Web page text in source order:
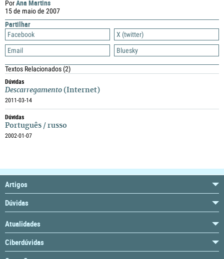
PorAna Martins
15 de maio de 2007
Partilhar
Facebook
X (twitter)
Email
Bluesky
Textos Relacionados(2)
Dúvidas
Descarregamento (Internet)
2011-03-14
Dúvidas
Português / russo
2002-01-07
Artigos
Dúvidas
Atualidades
Ciberdúvidas